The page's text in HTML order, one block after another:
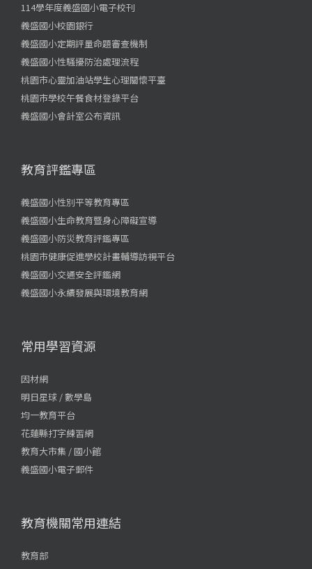
114學年度義盛國小電子校刊
義盛國小校園銀行
義盛國小定期評量命題審查機制
義盛國小性騷擾防治處理流程
桃園市心靈加油站學生心理關懷平臺
桃園市學校午餐食材登錄平台
義盛國小會計室公布資訊
教育評鑑專區
義盛國小性別平等教育專區
義盛國小生命教育暨身心障礙宣導
義盛國小防災教育評鑑專區
桃園市健康促進學校計畫輔導訪視平台
義盛國小交通安全評鑑網
義盛國小永續發展與環境教育網
常用學習資源
因材網
明日星球 / 數學島
均一教育平台
花蓮縣打字練習網
教育大市集 / 國小館
義盛國小電子郵件
教育機關常用連結
教育部